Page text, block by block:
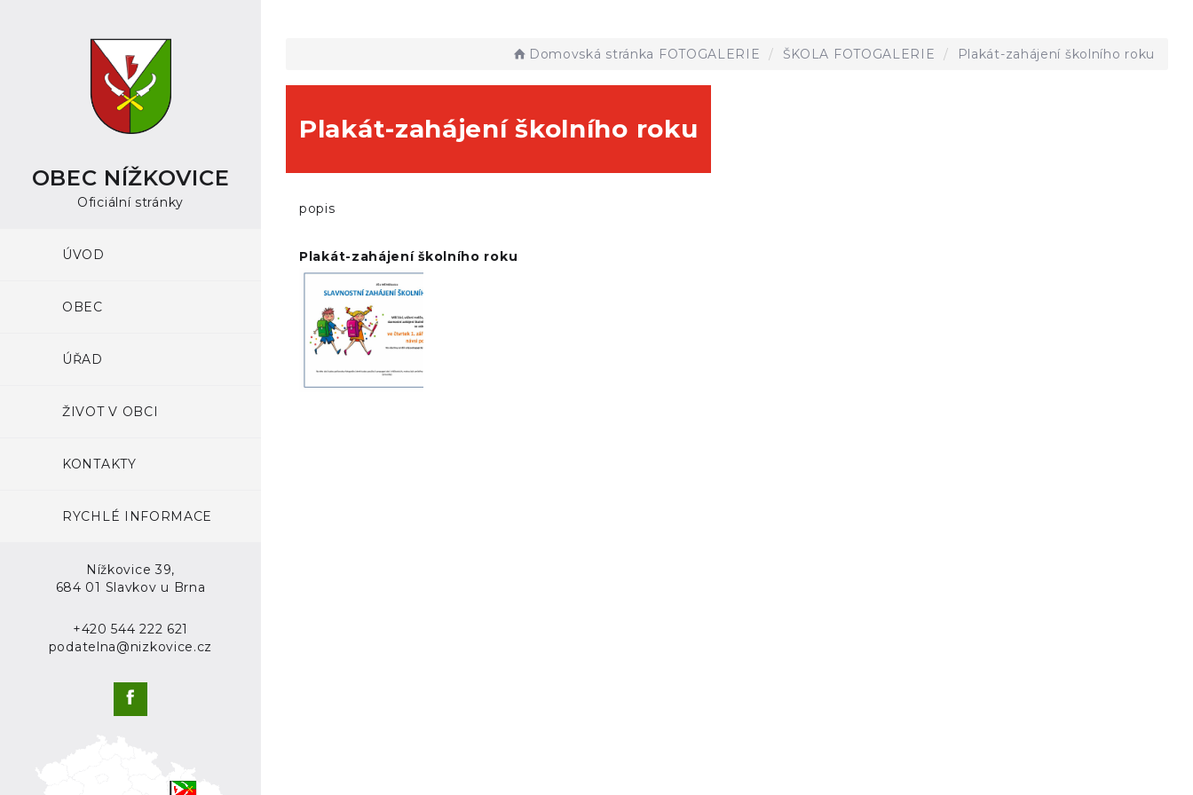
OBEC NÍŽKOVICE
Oficiální stránky
ÚVOD
OBEC
ÚŘAD
ŽIVOT V OBCI
KONTAKTY
RYCHLÉ INFORMACE
Nížkovice 39,
684 01 Slavkov u Brna
+420 544 222 621
podatelna@nizkovice.cz
Domovská stránka FOTOGALERIE ŠKOLA FOTOGALERIE Plakát-zahájení školního roku
Plakát-zahájení školního roku
popis
Plakát-zahájení školního roku